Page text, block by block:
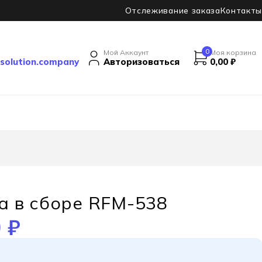
Отслеживание заказаКонтакты
Мой Аккаунт
Авторизоваться
0 Моя корзина
0,00 ₽
в сборе RFM-538
₽